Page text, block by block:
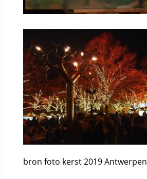
bron foto kerst 2019 Antwerpen